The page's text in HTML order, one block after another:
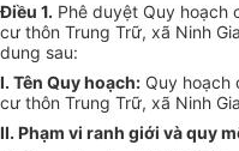
Điều 1. Phê duyệt Quy hoạch
cư thôn Trung Trữ, xã Ninh
dung sau:
I. Tên Quy hoạch: Quy hoạch
cư thôn Trung Trữ, xã Ninh
II. Phạm vi ranh giới và quy